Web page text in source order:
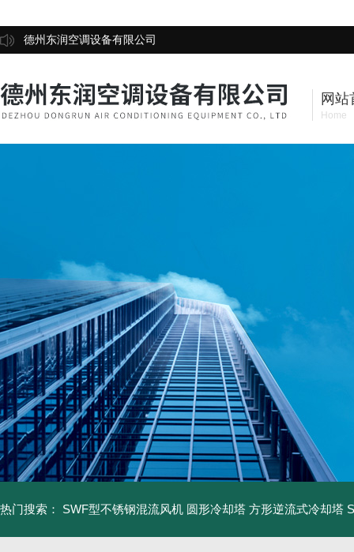
德州东润空调设备有限公司
网站
Home
热门搜索： SWF型不锈钢混流风机 圆形冷却塔 方形逆流式冷却塔